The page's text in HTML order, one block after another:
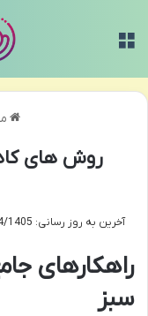
روش های
آخرین به روز رسانی: 28/04/1405
راهکارهای
سبز